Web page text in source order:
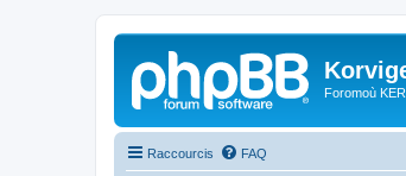
Foromoù
Raccourcis FAQ